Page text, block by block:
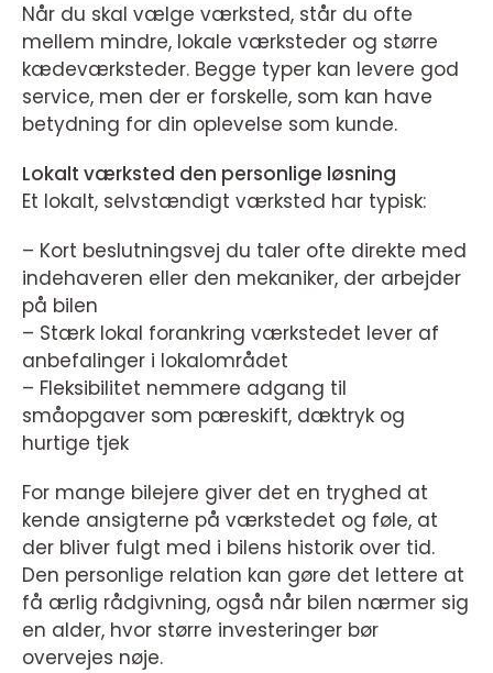
Når du skal vælge værksted, står du ofte
mellem mindre, lokale værksteder og større
kædeværksteder. Begge typer kan levere god
service, men der er forskelle, som kan have
betydning for din oplevelse som kunde.
Lokalt værksted den personlige løsning
Et lokalt, selvstændigt værksted har typisk:
– Kort beslutningsvej du taler ofte direkte med
indehaveren eller den mekaniker, der arbejder
på bilen
– Stærk lokal forankring værkstedet lever af
anbefalinger i lokalområdet
– Fleksibilitet nemmere adgang til
småopgaver som pæreskift, dæktryk og
hurtige tjek
For mange bilejere giver det en tryghed at
kende ansigterne på værkstedet og føle, at
der bliver fulgt med i bilens historik over tid.
Den personlige relation kan gøre det lettere at
få ærlig rådgivning, også når bilen nærmer sig
en alder, hvor større investeringer bør
overvejes nøje.